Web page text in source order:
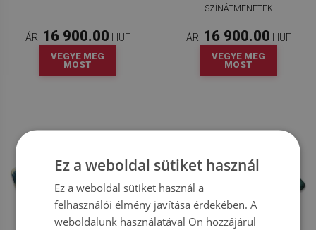
ÁR: 16 900.00 HUF
VEGYE MEG
MOST
SZÍNÁTMENETEK
ÁR: 16 900.00 HUF
VEGYE MEG
MOST
Ez a weboldal sütiket használ
Ez a weboldal sütiket használ a
felhasználói élmény javítása érdekében. A
weboldalunk használatával Ön hozzájárul